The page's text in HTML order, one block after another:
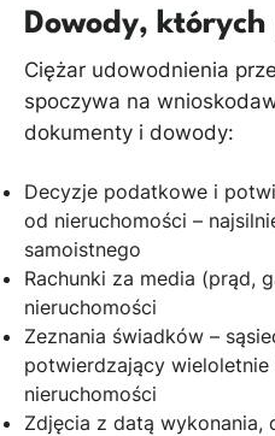
Dowody,
Ciężar udowodnienia
spoczywa na
dokumenty i dowody:
Decyzje podatkowe i
od nieruchomości –
samoistnego
Rachunki za media (prąd,
nieruchomości
Zeznania świadków –
potwierdzający
nieruchomości
Zdjęcia z datą wykonania,